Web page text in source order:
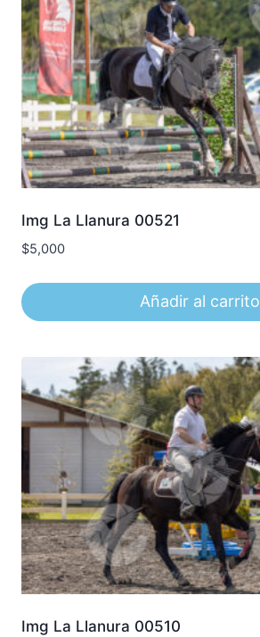
Img La Llanura 00521
$5,000
Añadir al carrito
Img La Llanura 00510